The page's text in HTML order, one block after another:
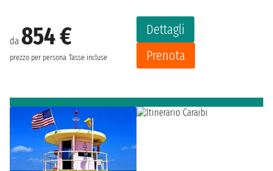
da 854 €
prezzo per persona Tasse incluse
Dettagli
Prenota